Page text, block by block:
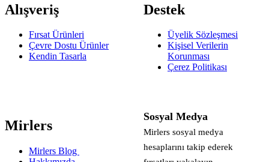
Alışveriş
Fırsat Ürünleri
Çevre Dostu Ürünler
Kendin Tasarla
Destek
Üyelik Sözleşmesi
Kişisel Verilerin
Korunması
Çerez Politikası
Mirlers
Mirlers Blog
Sosyal Medya
Mirlers sosyal medya
hesaplarını takip ederek